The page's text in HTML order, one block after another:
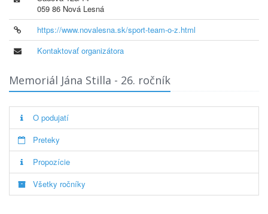
059 86 Nová Lesná
https://www.novalesna.sk/sport-team-o-z.html
Kontaktovať organizátora
Memoriál Jána Stilla - 26. ročník
O podujatí
Preteky
Propozície
Všetky ročníky